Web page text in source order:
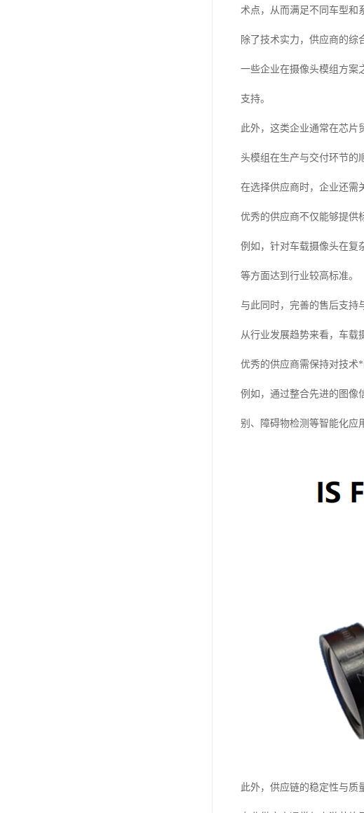
术点，从而满足不同车型和
除了技术实力，供应商的综
一些企业在摄像头模组方案
支持。
此外，这类企业通常在芯片
头模组在生产与交付环节的
在选择供应商时，企业还需
优秀的供应商不仅能够提供
例如，针对车载摄像头在复
等方面达到行业较高标准。
与此同时，完善的售后支持
从行业发展趋势来看，车载
优秀的供应商需保持对技术
例如，通过整合先进的图像
别、障碍物检测等智能化应
此外，供应链的稳定性与质